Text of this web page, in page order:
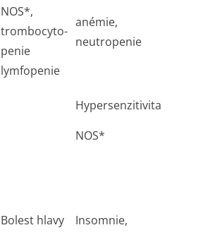
NOS*,
trombocyto-
penie
lymfopenie
anémie,
neutropenie
Hypersenzitivita
NOS*
Bolest hlavy
Insomnie,